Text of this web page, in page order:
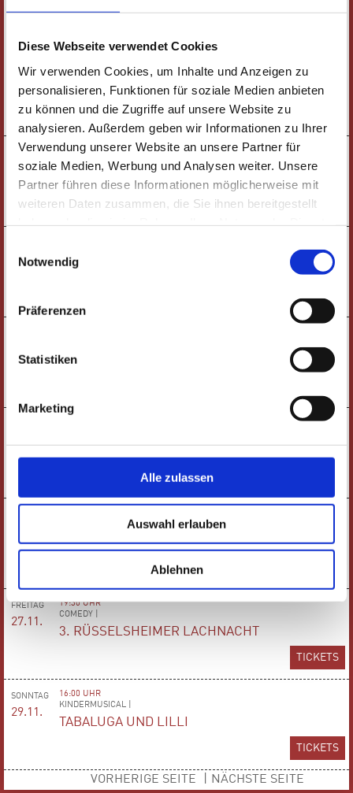
Diese Webseite verwendet Cookies
Wir verwenden Cookies, um Inhalte und Anzeigen zu
personalisieren, Funktionen für soziale Medien anbieten
zu können und die Zugriffe auf unsere Website zu
analysieren. Außerdem geben wir Informationen zu Ihrer
Verwendung unserer Website an unsere Partner für
soziale Medien, Werbung und Analysen weiter. Unsere
Partner führen diese Informationen möglicherweise mit
weiteren Daten zusammen, die Sie ihnen bereitgestellt
Datenschutzhinweise
Notwendig
Präferenzen
Statistiken
Marketing
Alle zulassen
Auswahl erlauben
Ablehnen
JAZZ-FABRIK |
TRILOGUE: MÜLLER, WILLERS, MARIEN
DONNERSTAG
19.11.
09:00 UHR
KINDERTHEATER |
DER DACHS HAT HEUTE SCHLECHTE LAUNE
TICKETS
20.11.
PHIL-IT
BÜHNE FREI FÜR DIE MUSIKSCHULE
PRIMA FACIE
FREITAG
27.11.
19:30 UHR
COMEDY |
3. RÜSSELSHEIMER LACHNACHT
TICKETS
SONNTAG
29.11.
16:00 UHR
KINDERMUSICAL |
TABALUGA UND LILLI
TICKETS
VORHERIGE SEITE NÄCHSTE SEITE